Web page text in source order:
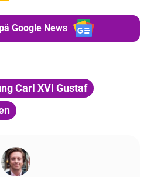
Google News
Carl XVI Gustaf